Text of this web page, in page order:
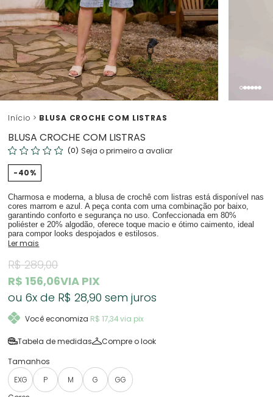
Início BLUSA CROCHE COM LISTRAS
BLUSA CROCHE COM LISTRAS
(0) Seja o primeiro a avaliar
40%
Charmosa e moderna, a blusa de crochê com listras está disponível nas
cores marrom e azul. A peça conta com uma combinação por baixo,
garantindo conforto e segurança no uso. Confeccionada em 80%
poliéster e 20% algodão, oferece toque macio e ótimo caimento, ideal
para compor looks despojados e estilosos.
Ler mais
R$ 156,06VIA PIX
R$ 289,00
6x R$ 28,90sem juros
Você economiza R$ 17,34 via pix
Tabela de medidas Compre o look
EXG P M G GG